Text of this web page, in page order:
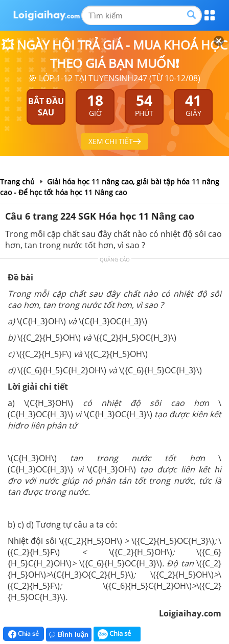
💥 NGÀY HỘI TRẢ GIÁ - MUA KHOÁ HỌC
THEO GIÁ BẠN MUỐN❗
🎯 LỚP 1-12 TẠI TUYENSINH247 (TỪ 10-12/08)
BẮT ĐẦU
SAU
18
GIỜ
54
PHÚT
41
GIÂY
XEM CHI TIẾT
Trang chủ
Giải hóa học 11 nâng cao, giải bài tập hóa 11 nâng
cao - Để học tốt hóa học 11 Nâng cao
Câu 6 trang 224 SGK Hóa học 11 Nâng cao
Trong mỗi cặp chất sau đây chất nào có nhiệt độ sôi cao
hơn, tan trong nước tốt hơn, vì sao ?
QUẢNG CÁO
Đề bài
Trong mỗi cặp chất sau đây chất nào có nhiệt độ sôi
cao hơn, tan trong nước tốt hơn, vì sao ?
a)\(C{H_3}OH\) và\(C{H_3}OC{H_3}\)
b)\({C_2}{H_5}OH\) và\({C_2}{H_5}OC{H_3}\)
c)\({C_2}{H_5}F\) và\({C_2}{H_5}OH\)
d)\({C_6}{H_5}C{H_2}OH\) và\({C_6}{H_5}OC{H_3}\)
Lời giải chi tiết
a) \(C{H_3}OH\) có nhiệt độ sôi cao hơn \
(C{H_3}OC{H_3}\) vì\(C{H_3}OC{H_3}\) tạo được kiên kết
hiđro liên phân tử
\(C{H_3}OH\) tan trong nước tốt hơn \
(C{H_3}OC{H_3}\) vì\(C{H_3}OH\) tạo được liên kết hi
đro với nước giúp nó phân tán tốt trong nước, tức là
tan được trong nước.
b) c) d) Tương tự câu a ta có:
Nhiệt đội sôi \({C_2}{H_5}OH\) >\({C_2}{H_5}OC{H_3}\);\
({C_2}{H_5}F\) < \({C_2}{H_5}OH\);\({C_6}
{H_5}C{H_2}OH\)> \({C_6}{H_5}OC{H_3}\). Độ tan \({C_2}
{H_5}OH\)>\(C{H_3}O{C_2}{H_5}\); \({C_2}{H_5}OH\)>\
({C_2}{H_5}F\); \({C_6}{H_5}C{H_2}OH\)>\({C_2}
{H_5}OC{H_3}\).
Loigiaihay.com
Chia sẻ Bình luận Chia sẻ